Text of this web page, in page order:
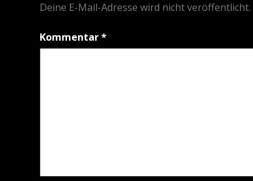
Deine E-Mail-Adresse wird nicht veröffentlicht.
Kommentar*